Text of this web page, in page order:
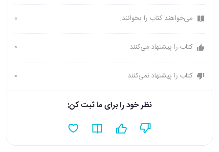
می‌خواهند کتاب را بخوانند. 0
کتاب را پیشنهاد می‌کنند 0
کتاب را پیشنهاد نمی‌کنند 0
نظر خود را برای ما ثبت کن: